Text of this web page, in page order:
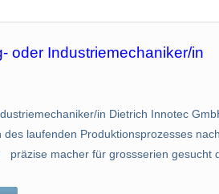
oder Industriemechaniker/in
in Dietrich Innotec
laufenden Produktionsprozesses
macher für grossserien gesucht